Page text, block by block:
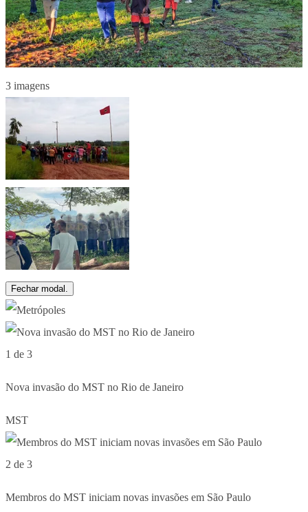
3 imagens
Fechar modal.
1 de 3
Nova invasão do MST no Rio de Janeiro
MST
2 de 3
Membros do MST iniciam novas invasões em São Paulo